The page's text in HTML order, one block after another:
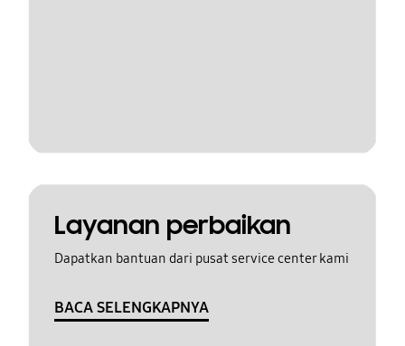
Layanan perbaikan
Dapatkan bantuan dari pusat service center kami
BACA SELENGKAPNYA